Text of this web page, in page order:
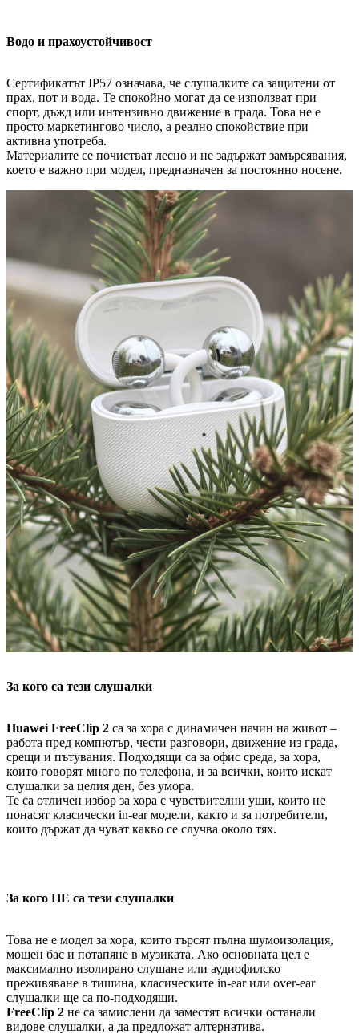
Водо и прахоустойчивост
Сертификатът IP57 означава, че слушалките са защитени от
прах, пот и вода. Те спокойно могат да се използват при
спорт, дъжд или интензивно движение в града. Това не е
просто маркетингово число, а реално спокойствие при
активна употреба.
Материалите се почистват лесно и не задържат замърсявания,
което е важно при модел, предназначен за постоянно носене.
За кого са тези слушалки
Huawei FreeClip 2 са за хора с динамичен начин на живот –
работа пред компютър, чести разговори, движение из града,
срещи и пътувания. Подходящи са за офис среда, за хора,
които говорят много по телефона, и за всички, които искат
слушалки за целия ден, без умора.
Те са отличен избор за хора с чувствителни уши, които не
понасят класически in-ear модели, както и за потребители,
които държат да чуват какво се случва около тях.
За кого НЕ са тези слушалки
Това не е модел за хора, които търсят пълна шумоизолация,
мощен бас и потапяне в музиката. Ако основната цел е
максимално изолирано слушане или аудиофилско
преживяване в тишина, класическите in-ear или over-ear
слушалки ще са по-подходящи.
FreeClip 2 не са замислени да заместят всички останали
видове слушалки, а да предложат алтернатива.